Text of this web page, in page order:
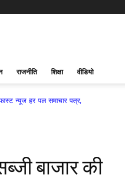
राजनीति शिक्षा वीडियो
पल समाचार पत्र,
बाजार की